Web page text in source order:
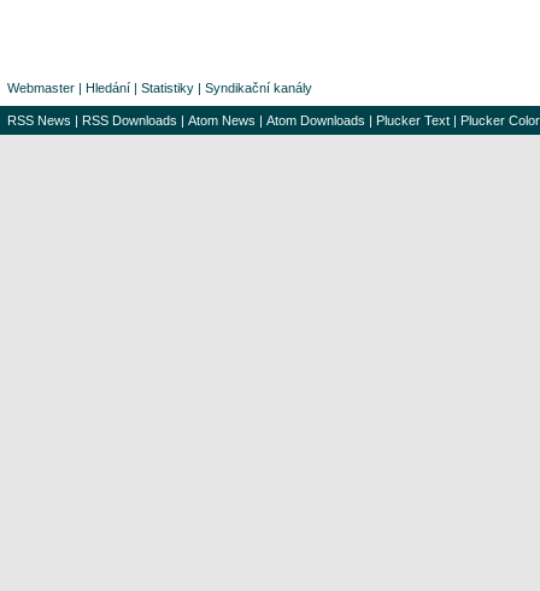
Webmaster | Hledání | Statistiky | Syndikační kanály
RSS News | RSS Downloads | Atom News | Atom Downloads | Plucker Text | Plucker Color